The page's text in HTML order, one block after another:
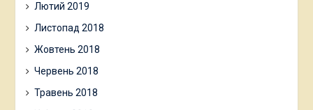
Лютий 2019
Листопад 2018
Жовтень 2018
Червень 2018
Травень 2018